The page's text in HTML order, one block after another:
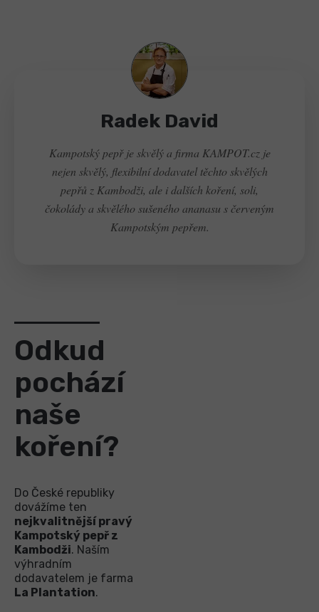
Radek David
Kampotský pepř je skvělý a firma KAMPOT.cz je
nejen skvělý, flexibilní dodavatel těchto skvělých
pepřů z Kambodži, ale i dalších koření, soli,
čokolády a skvělého sušeného ananasu s červeným
Kampotským pepřem.
Odkud
pochází
naše
koření?
Do České republiky
dovážíme ten
nejkvalitnější pravý
Kampotský pepř z
Kambodži. Naším
výhradním
dodavatelem je farma
La Plantation.